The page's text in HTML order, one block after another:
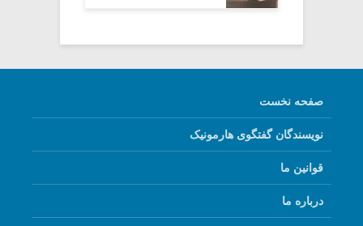
صفحه نخست
نویسندگان گفتگوی هارمونیک
قوانین ما
درباره ما